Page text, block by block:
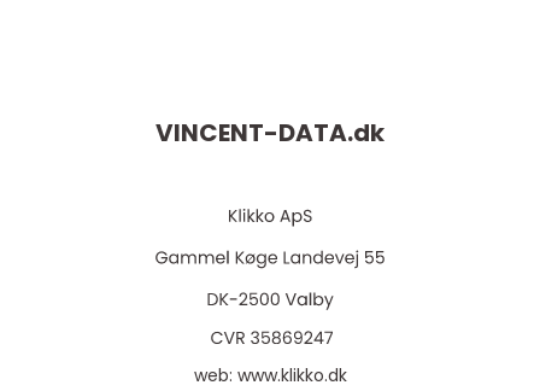
VINCENT-DATA.dk
web: www.klikko.dk